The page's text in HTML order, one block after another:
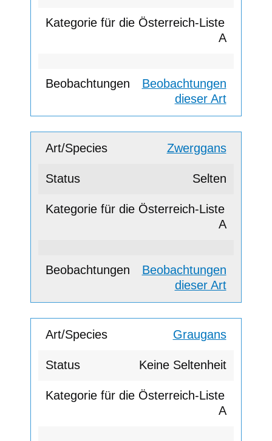
A
Beobachtungen
dieser Art
Zwerggans
Selten
A
Beobachtungen
dieser Art
Graugans
Keine Seltenheit
A